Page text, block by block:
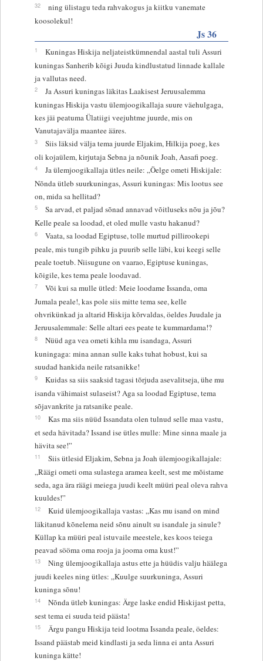
32
ning ülistagu teda rahvakogus ja kiitku vanemate
koosolekul!
Js 36
1
Kuningas Hiskija neljateistkümnendal aastal tuli Assuri
kuningas Sanherib kõigi Juuda kindlustatud linnade kallale
ja vallutas need.
2
Ja Assuri kuningas läkitas Laakisest Jeruusalemma
kuningas Hiskija vastu ülemjoogikallaja suure väehulgaga,
kes jäi peatuma Ülatiigi veejuhtme juurde, mis on
Vanutajavälja maantee ääres.
3
Siis läksid välja tema juurde Eljakim, Hilkija poeg, kes
oli kojaülem, kirjutaja Sebna ja nõunik Joah, Aasafi poeg.
4
Ja ülemjoogikallaja ütles neile: „Öelge ometi Hiskijale:
Nõnda ütleb suurkuningas, Assuri kuningas: Mis lootus see
on, mida sa hellitad?
5
Sa arvad, et paljad sõnad annavad võitluseks nõu ja jõu?
Kelle peale sa loodad, et oled mulle vastu hakanud?
6
Vaata, sa loodad Egiptuse, tolle murtud pillirookepi
peale, mis tungib pihku ja puurib selle läbi, kui keegi selle
peale toetub. Niisugune on vaarao, Egiptuse kuningas,
kõigile, kes tema peale loodavad.
7
Või kui sa mulle ütled: Meie loodame Issanda, oma
Jumala peale!, kas pole siis mitte tema see, kelle
ohvrikünkad ja altarid Hiskija kõrvaldas, öeldes Juudale ja
Jeruusalemmale: Selle altari ees peate te kummardama!?
8
Nüüd aga vea ometi kihla mu isandaga, Assuri
kuningaga: mina annan sulle kaks tuhat hobust, kui sa
suudad hankida neile ratsanikke!
9
Kuidas sa siis saaksid tagasi tõrjuda asevalitseja, ühe mu
isanda vähimaist sulaseist? Aga sa loodad Egiptuse, tema
sõjavankrite ja ratsanike peale.
10
Kas ma siis nüüd Issandata olen tulnud selle maa vastu,
et seda hävitada? Issand ise ütles mulle: Mine sinna maale ja
hävita see!”
11
Siis ütlesid Eljakim, Sebna ja Joah ülemjoogikallajale:
„Räägi ometi oma sulastega aramea keelt, sest me mõistame
seda, aga ära räägi meiega juudi keelt müüri peal oleva rahva
kuuldes!”
12
Kuid ülemjoogikallaja vastas: „Kas mu isand on mind
läkitanud kõnelema neid sõnu ainult su isandale ja sinule?
Küllap ka müüri peal istuvaile meestele, kes koos teiega
peavad sööma oma rooja ja jooma oma kust!”
13
Ning ülemjoogikallaja astus ette ja hüüdis valju häälega
juudi keeles ning ütles: „Kuulge suurkuninga, Assuri
kuninga sõnu!
14
Nõnda ütleb kuningas: Ärge laske endid Hiskijast petta,
sest tema ei suuda teid päästa!
15
Ärgu pangu Hiskija teid lootma Issanda peale, öeldes:
Issand päästab meid kindlasti ja seda linna ei anta Assuri
kuninga kätte!